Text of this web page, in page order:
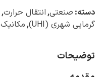
دسته: صنعتی,انتقال حرارت,
گرمایی شهری (UHI)
,مکانیک
توضیحات